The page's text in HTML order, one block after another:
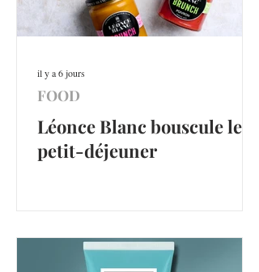
Léonce Blanc bouscule le
petit-déjeuner
FOOD
il y a 6 jours